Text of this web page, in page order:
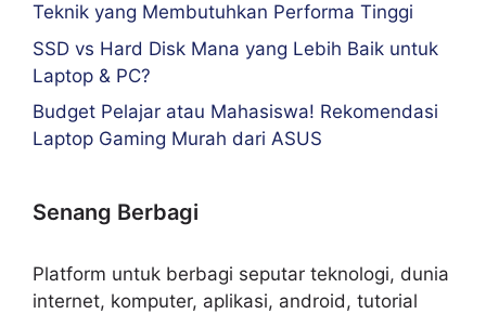
Teknik yang Membutuhkan Performa Tinggi
SSD vs Hard Disk Mana yang Lebih Baik untuk
Laptop & PC?
Budget Pelajar atau Mahasiswa! Rekomendasi
Laptop Gaming Murah dari ASUS
Senang Berbagi
Platform untuk berbagi seputar teknologi, dunia
internet, komputer, aplikasi, android, tutorial